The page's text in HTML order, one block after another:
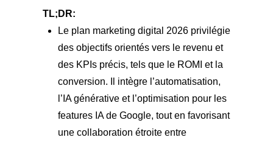
TL;DR:
Le plan marketing digital 2026 privilégie
des objectifs orientés vers le revenu et
des KPIs précis, tels que le ROMI et la
conversion. Il intègre l’automatisation,
l’IA générative et l’optimisation pour les
features IA de Google, tout en favorisant
une collaboration étroite entre